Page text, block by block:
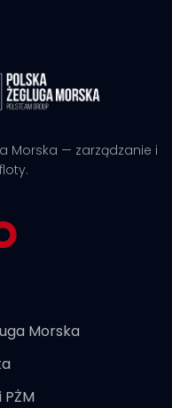
Morska — zarządzanie i
Morska